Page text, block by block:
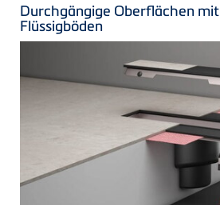
Durchgängige Oberflächen mit
Flüssigböden